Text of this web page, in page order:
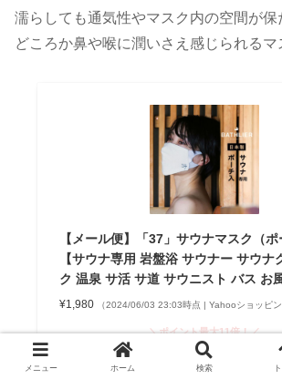
濡らしても通気性やマスク内の空間が保
どころか鼻や喉に潤いさえ感じられるマ
【メール便】「37」サウナマスク（ポ
【サウナ専用 岩盤浴 サウナー サウナ
ク 温泉 サ活 サ道 サウニスト バス お風
¥1,980 （2024/06/03 23:03時点 | Yahooショッピン
＼ポイント最大11倍！／
楽天市場で探す
メニュー ホーム 検索